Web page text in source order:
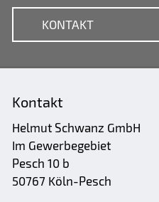
KONTAKT
Kontakt
Helmut Schwanz GmbH
Im Gewerbegebiet
Pesch 10 b
50767 Köln-Pesch